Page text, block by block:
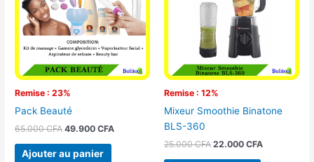
Remise : 23%
Pack Beauté
65.000CFA 49.900CFA
Ajouter au panier
Remise : 12%
Mixeur Smoothie Binatone
BLS-360
25.000CFA 22.000 CFA